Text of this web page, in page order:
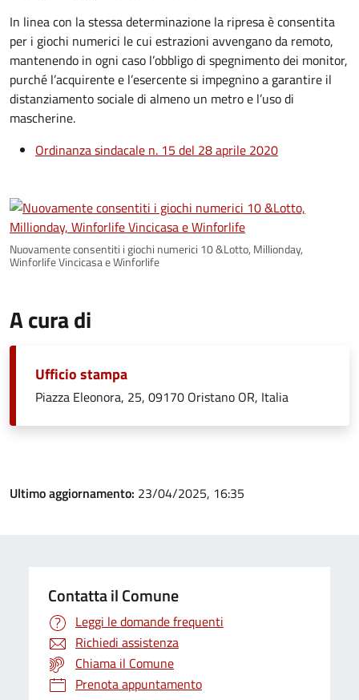
In linea con la stessa determinazione la ripresa è consentita
per i giochi numerici le cui estrazioni avvengano da remoto,
mantenendo in ogni caso l’obbligo di spegnimento dei monitor,
purché l’acquirente e l’esercente si impegnino a garantire il
distanziamento sociale di almeno un metro e l’uso di
mascherine.
Ordinanza sindacale n. 15 del 28 aprile 2020
Nuovamente consentiti i giochi numerici 10 &Lotto, Millionday,
Winforlife Vincicasa e Winforlife
A cura di
Ufficio stampa
Piazza Eleonora, 25, 09170 Oristano OR, Italia
Ultimo aggiornamento: 23/04/2025, 16:35
Contatta il Comune
Leggi le domande frequenti
Richiedi assistenza
Chiama il Comune
Prenota appuntamento